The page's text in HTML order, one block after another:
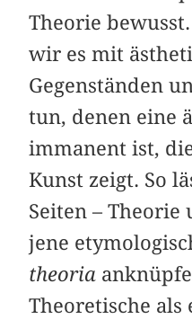
Theorie
wir es mit
Gegenständen
tun, denen eine
immanent ist,
Kunst zeigt. So
Seiten – Theorie
jene
theoria
Theoretische als